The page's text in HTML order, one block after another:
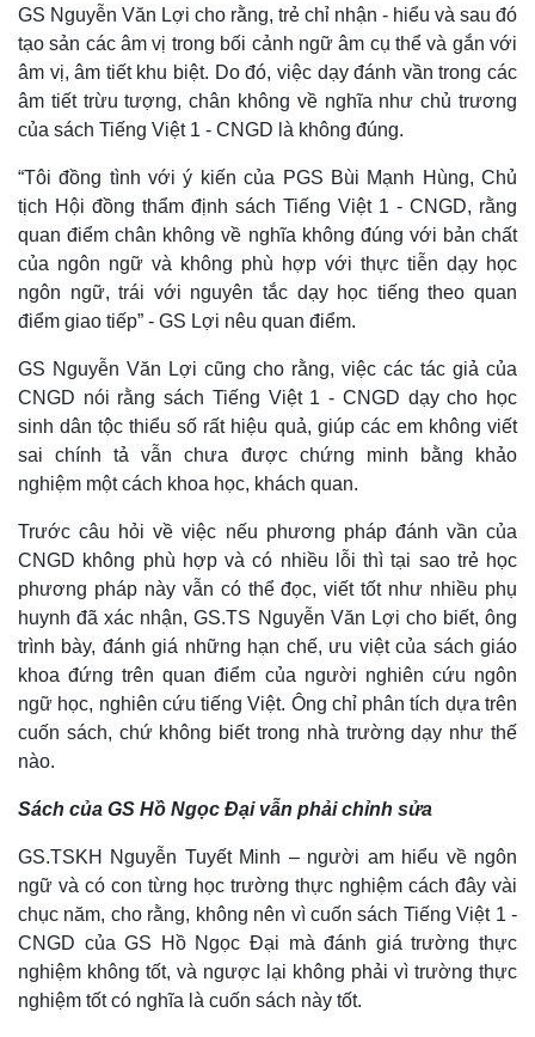
Kinh tế
Bất động sản
Khởi nghiệp
Thị trường
Giá vàng
Tiêu dùng
Tỷ giá
GS Nguyễn Văn Lợi cho rằng, trẻ chỉ nhận - hiểu và sau đó
tạo sản các âm vị trong bối cảnh ngữ âm cụ thể và gắn với
âm vị, âm tiết khu biệt. Do đó, việc dạy đánh vần trong các
âm tiết trừu tượng, chân không về nghĩa như chủ trương
của sách Tiếng Việt 1 - CNGD là không đúng.
“Tôi đồng tình với ý kiến của PGS Bùi Mạnh Hùng, Chủ
tịch Hội đồng thẩm định sách Tiếng Việt 1 - CNGD, rằng
quan điểm chân không về nghĩa không đúng với bản chất
của ngôn ngữ và không phù hợp với thực tiễn dạy học
ngôn ngữ, trái với nguyên tắc dạy học tiếng theo quan
điểm giao tiếp” - GS Lợi nêu quan điểm.
GS Nguyễn Văn Lợi cũng cho rằng, việc các tác giả của
CNGD nói rằng sách Tiếng Việt 1 - CNGD dạy cho học
sinh dân tộc thiểu số rất hiệu quả, giúp các em không viết
sai chính tả vẫn chưa được chứng minh bằng khảo
nghiệm một cách khoa học, khách quan.
Trước câu hỏi về việc nếu phương pháp đánh vần của
CNGD không phù hợp và có nhiều lỗi thì tại sao trẻ học
phương pháp này vẫn có thể đọc, viết tốt như nhiều phụ
huynh đã xác nhận, GS.TS Nguyễn Văn Lợi cho biết, ông
trình bày, đánh giá những hạn chế, ưu việt của sách giáo
khoa đứng trên quan điểm của người nghiên cứu ngôn
ngữ học, nghiên cứu tiếng Việt. Ông chỉ phân tích dựa trên
cuốn sách, chứ không biết trong nhà trường dạy như thế
nào.
Sách của GS Hồ Ngọc Đại vẫn phải chỉnh sửa
GS.TSKH Nguyễn Tuyết Minh – người am hiểu về ngôn
ngữ và có con từng học trường thực nghiệm cách đây vài
chục năm, cho rằng, không nên vì cuốn sách Tiếng Việt 1 -
CNGD của GS Hồ Ngọc Đại mà đánh giá trường thực
nghiệm không tốt, và ngược lại không phải vì trường thực
nghiệm tốt có nghĩa là cuốn sách này tốt.